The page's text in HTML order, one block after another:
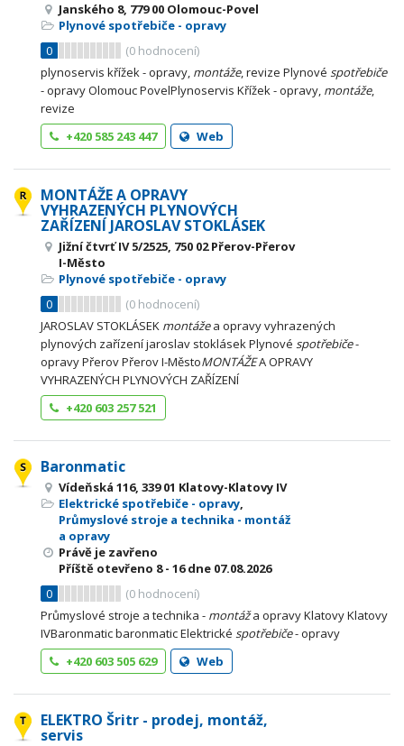
Janského 8, 779 00 Olomouc-Povel
Plynové spotřebiče - opravy
0
(0 hodnocení)
plynoservis křížek - opravy, montáže, revize Plynové spotřebiče
- opravy Olomouc PovelPlynoservis Křížek - opravy, montáže,
revize
+420 585 243 447
Web
MONTÁŽE A OPRAVY
VYHRAZENÝCH PLYNOVÝCH
ZAŘÍZENÍ JAROSLAV STOKLÁSEK
Jižní čtvrť IV 5/2525, 750 02 Přerov-Přerov
I-Město
Plynové spotřebiče - opravy
0
(0 hodnocení)
JAROSLAV STOKLÁSEK montážea opravy vyhrazených
plynových zařízení jaroslav stoklásek Plynové spotřebiče-
opravy Přerov Přerov I-MěstoMONTÁŽEA OPRAVY
VYHRAZENÝCH PLYNOVÝCH ZAŘÍZENÍ
+420 603 257 521
Baronmatic
Vídeňská 116, 339 01 Klatovy-Klatovy IV
Elektrické spotřebiče - opravy,
Průmyslové stroje a technika - montáž
a opravy
Právě je zavřeno
Příště otevřeno 8 - 16dne 07.08.2026
0
(0 hodnocení)
Průmyslové stroje a technika - montáža opravy Klatovy Klatovy
IVBaronmatic baronmatic Elektrické spotřebiče- opravy
+420 603 505 629
Web
ELEKTRO Šritr - prodej, montáž,
servis